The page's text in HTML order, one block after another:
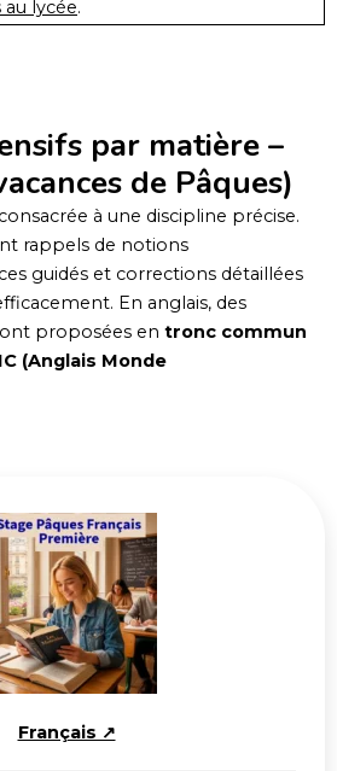
au lycée.
par matière –
de Pâques)
à une discipline précise.
rappels de notions
guidés et corrections détaillées
En anglais, des
proposées en tronc commun
(Anglais Monde
Français ↗